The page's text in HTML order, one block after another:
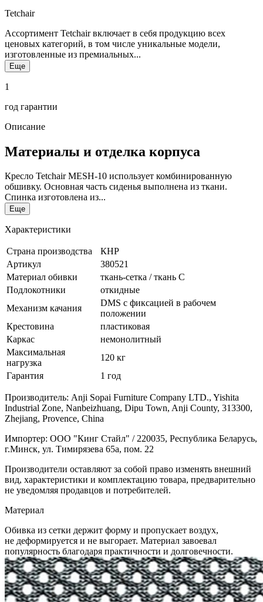
Tetchair
Ассортимент Tetchair включает в себя продукцию всех
ценовых категорий, в том числе уникальные модели,
изготовленные из премиальных...
Еще
1
год гарантии
Описание
Материалы и отделка корпуса
Кресло Tetchair MESH-10 использует комбинированную
обшивку. Основная часть сиденья выполнена из ткани.
Спинка изготовлена из...
Еще
Характеристики
Страна производства
КНР
Артикул
380521
Материал обивки
ткань-сетка / ткань C
Подлокотники
откидные
Механизм качания
DMS с фиксацией в рабочем
положении
Крестовина
пластиковая
Каркас
немонолитный
Максимальная
нагрузка
120 кг
Гарантия
1 год
Производитель: Anji Sopai Furniture Company LTD., Yishita
Industrial Zone, Nanbeizhuang, Dipu Town, Anji County, 313300,
Zhejiang, Provence, China
Импортер: ООО "Кинг Стайл" / 220035, Республика Беларусь,
г.Минск, ул. Тимирязева 65а, пом. 22
Производители оставляют за собой право изменять внешний
вид, характеристики и комплектацию товара, предварительно
не уведомляя продавцов и потребителей.
Материал
Обивка из сетки держит форму и пропускает воздух,
не деформируется и не выгорает. Материал завоевал
популярность благодаря практичности и долговечности.